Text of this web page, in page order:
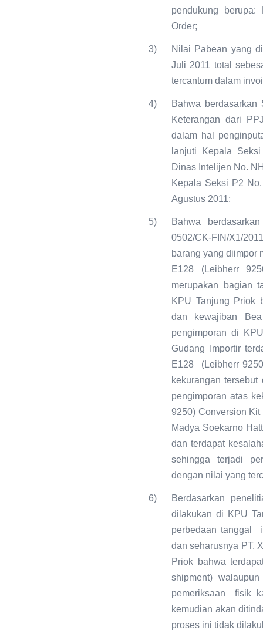
pendukung
Order;
3)
Nilai Pabean yang
Juli 2011 total
tercantum dalam
4)
Bahwa berdasarkan
Keterangan dari
dalam hal
lanjuti Kepala
Dinas Intelijen No.
Kepala Seksi P2
Agustus 2011;
5)
Bahwa
0502/CK-FIN/X1/
barang yang diimpor
E128 (Leibherr
merupakan bagian
KPU Tanjung Priok
dan kewajiban
pengimporan di
Gudang Importir
E128 (Leibherr
kekurangan
pengimporan atas
9250) Conversion
Madya Soekarno
dan terdapat
sehingga terjadi
dengan nilai yang
6)
Berdasarkan
dilakukan di KPU
perbedaan tanggal
dan seharusnya PT.
Priok bahwa
shipment)
pemeriksaan fisik
kemudian akan
proses ini tidak